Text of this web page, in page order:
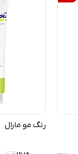
رنگ مو مارال